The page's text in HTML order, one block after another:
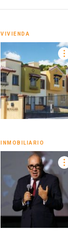
VIVIENDA
INMOBILIARIO